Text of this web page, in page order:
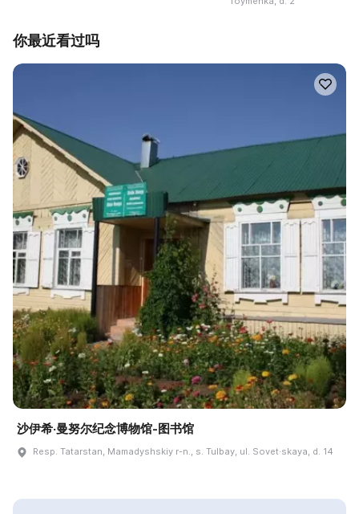
你最近看过吗
沙伊希·曼努尔纪念博物馆-图书馆
Resp. Tatarstan, Mamadyshskiy r-n., s. Tulbay, ul. Sovet·skaya, d. 14